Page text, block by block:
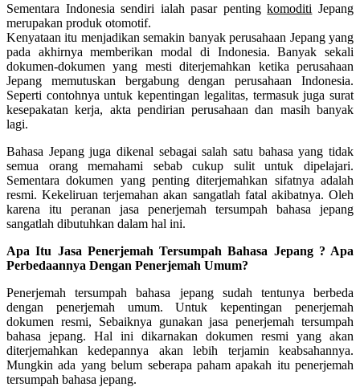
Sementara Indonesia sendiri ialah pasar pentingkomoditi Jepang
merupakan produk otomotif.
Kenyataan itu menjadikan semakin banyak perusahaan Jepang yang
pada akhirnya memberikan modal di Indonesia. Banyak sekali
dokumen-dokumen yang mesti diterjemahkan ketika perusahaan
Jepang memutuskan bergabung dengan perusahaan Indonesia.
Seperti contohnya untuk kepentingan legalitas, termasuk juga surat
kesepakatan kerja, akta pendirian perusahaan dan masih banyak
lagi.
Bahasa Jepang juga dikenal sebagai salah satu bahasa yang tidak
semua orang memahami sebab cukup sulit untuk dipelajari.
Sementara dokumen yang penting diterjemahkan sifatnya adalah
resmi. Kekeliruan terjemahan akan sangatlah fatal akibatnya. Oleh
karena itu peranan jasa penerjemah tersumpah bahasa jepang
sangatlah dibutuhkan dalam hal ini.
Apa Itu Jasa Penerjemah Tersumpah Bahasa Jepang ? Apa
Perbedaannya Dengan Penerjemah Umum?
Penerjemah tersumpah bahasa jepang sudah tentunya berbeda
dengan penerjemah umum. Untuk kepentingan penerjemah
dokumen resmi, Sebaiknya gunakan jasa penerjemah tersumpah
bahasa jepang. Hal ini dikarnakan dokumen resmi yang akan
diterjemahkan kedepannya akan lebih terjamin keabsahannya.
Mungkin ada yang belum seberapa paham apakah itu penerjemah
tersumpah bahasa jepang.